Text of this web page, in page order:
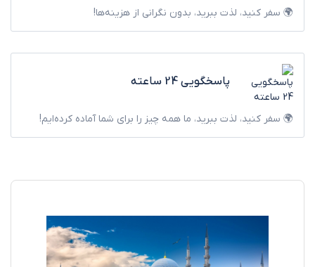
🌍 سفر کنید، لذت ببرید، بدون نگرانی از هزینه‌ها!
پاسخگویی 24 ساعته
🌍 سفر کنید، لذت ببرید، ما همه چیز را برای شما آماده کرده‌ایم!